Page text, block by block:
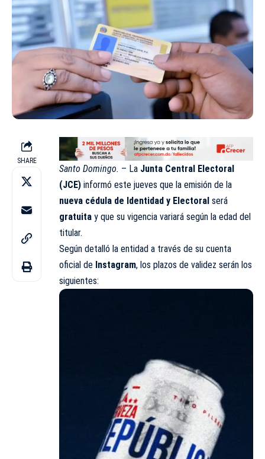
SHARE
Santo Domingo. – La Junta Central Electoral
(JCE) informó este jueves que la emisión de la
nueva cédula de Identidad y Electoral será
gratuita y que su vigencia variará según la edad del
titular.
Según detalló la entidad a través de su cuenta
oficial de Instagram, los plazos de validez serán los
siguientes: